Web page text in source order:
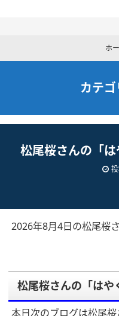
ホ
カテ
松尾桜さんの「は
2026年8月4日の松尾桜
松尾桜さんの「はや
本日次のブログは松尾桜